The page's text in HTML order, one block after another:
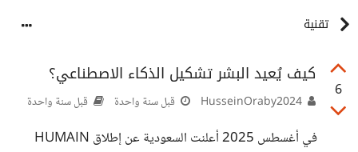
تقنية
6
كيف يُعيد البشر تشكيل الذكاء الاصطناعي؟
قبل سنة واحدة قبل سنة واحدة
في أغسطس 2025 أعلنت السعودية عن إطلاق HUMAIN